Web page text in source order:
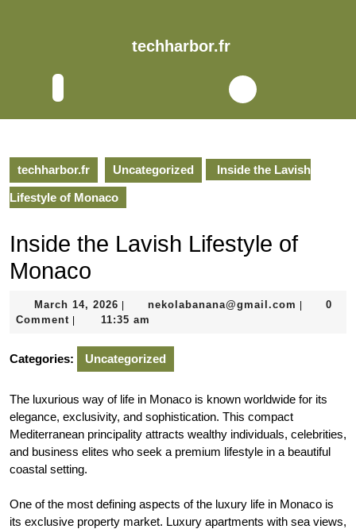
techharbor.fr
techharbor.fr Uncategorized Inside the Lavish
Lifestyle of Monaco
Inside the Lavish Lifestyle of
Monaco
March 14, 2026 March
14,
nekolabanana@gmail.com
0
Comment
11:35 am
Categories: Uncategorized
The luxurious way of life in Monaco is known worldwide for its
elegance, exclusivity, and sophistication. This compact
Mediterranean principality attracts wealthy individuals, celebrities,
and business elites who seek a premium lifestyle in a beautiful
coastal setting.
One of the most defining aspects of the luxury life in Monaco is
its exclusive property market. Luxury apartments with sea views,